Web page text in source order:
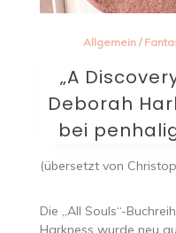
Allgemein/
„A
Deborah
bei penhaligon
(übersetzt von
Die „All Souls“-
Harkness wurde neu